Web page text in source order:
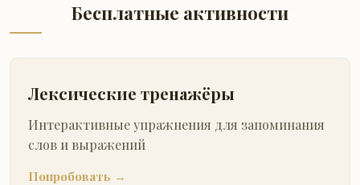
Бесплатные активности
Лексические тренажёры
Интерактивные упражнения для запоминания
слов и выражений
Попробовать →